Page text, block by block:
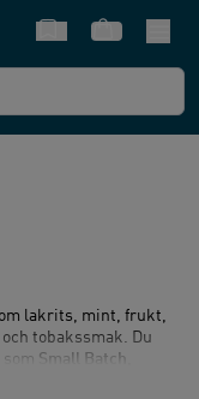
SnabbvalVarukorg
lakrits, mint, frukt,
tobakssmak. Du
som Small Batch